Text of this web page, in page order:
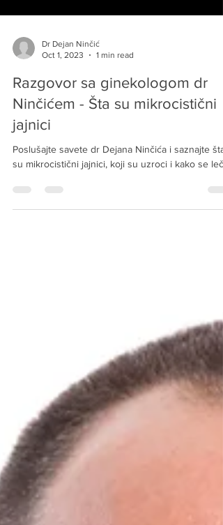
Dr Dejan Ninčić
Oct 1, 2023
1 min read
Razgovor sa ginekologom dr
Ninčićem - Šta su mikrocistični
jajnici
Poslušajte savete dr Dejana Ninčića i saznajte šta
su mikrocistični jajnici, koji su uzroci i kako se leče